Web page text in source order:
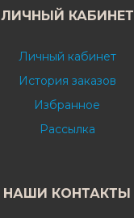
ЛИЧНЫЙ КАБИНЕТ
Личный кабинет
История заказов
Избранное
Рассылка
НАШИ КОНТАКТЫ